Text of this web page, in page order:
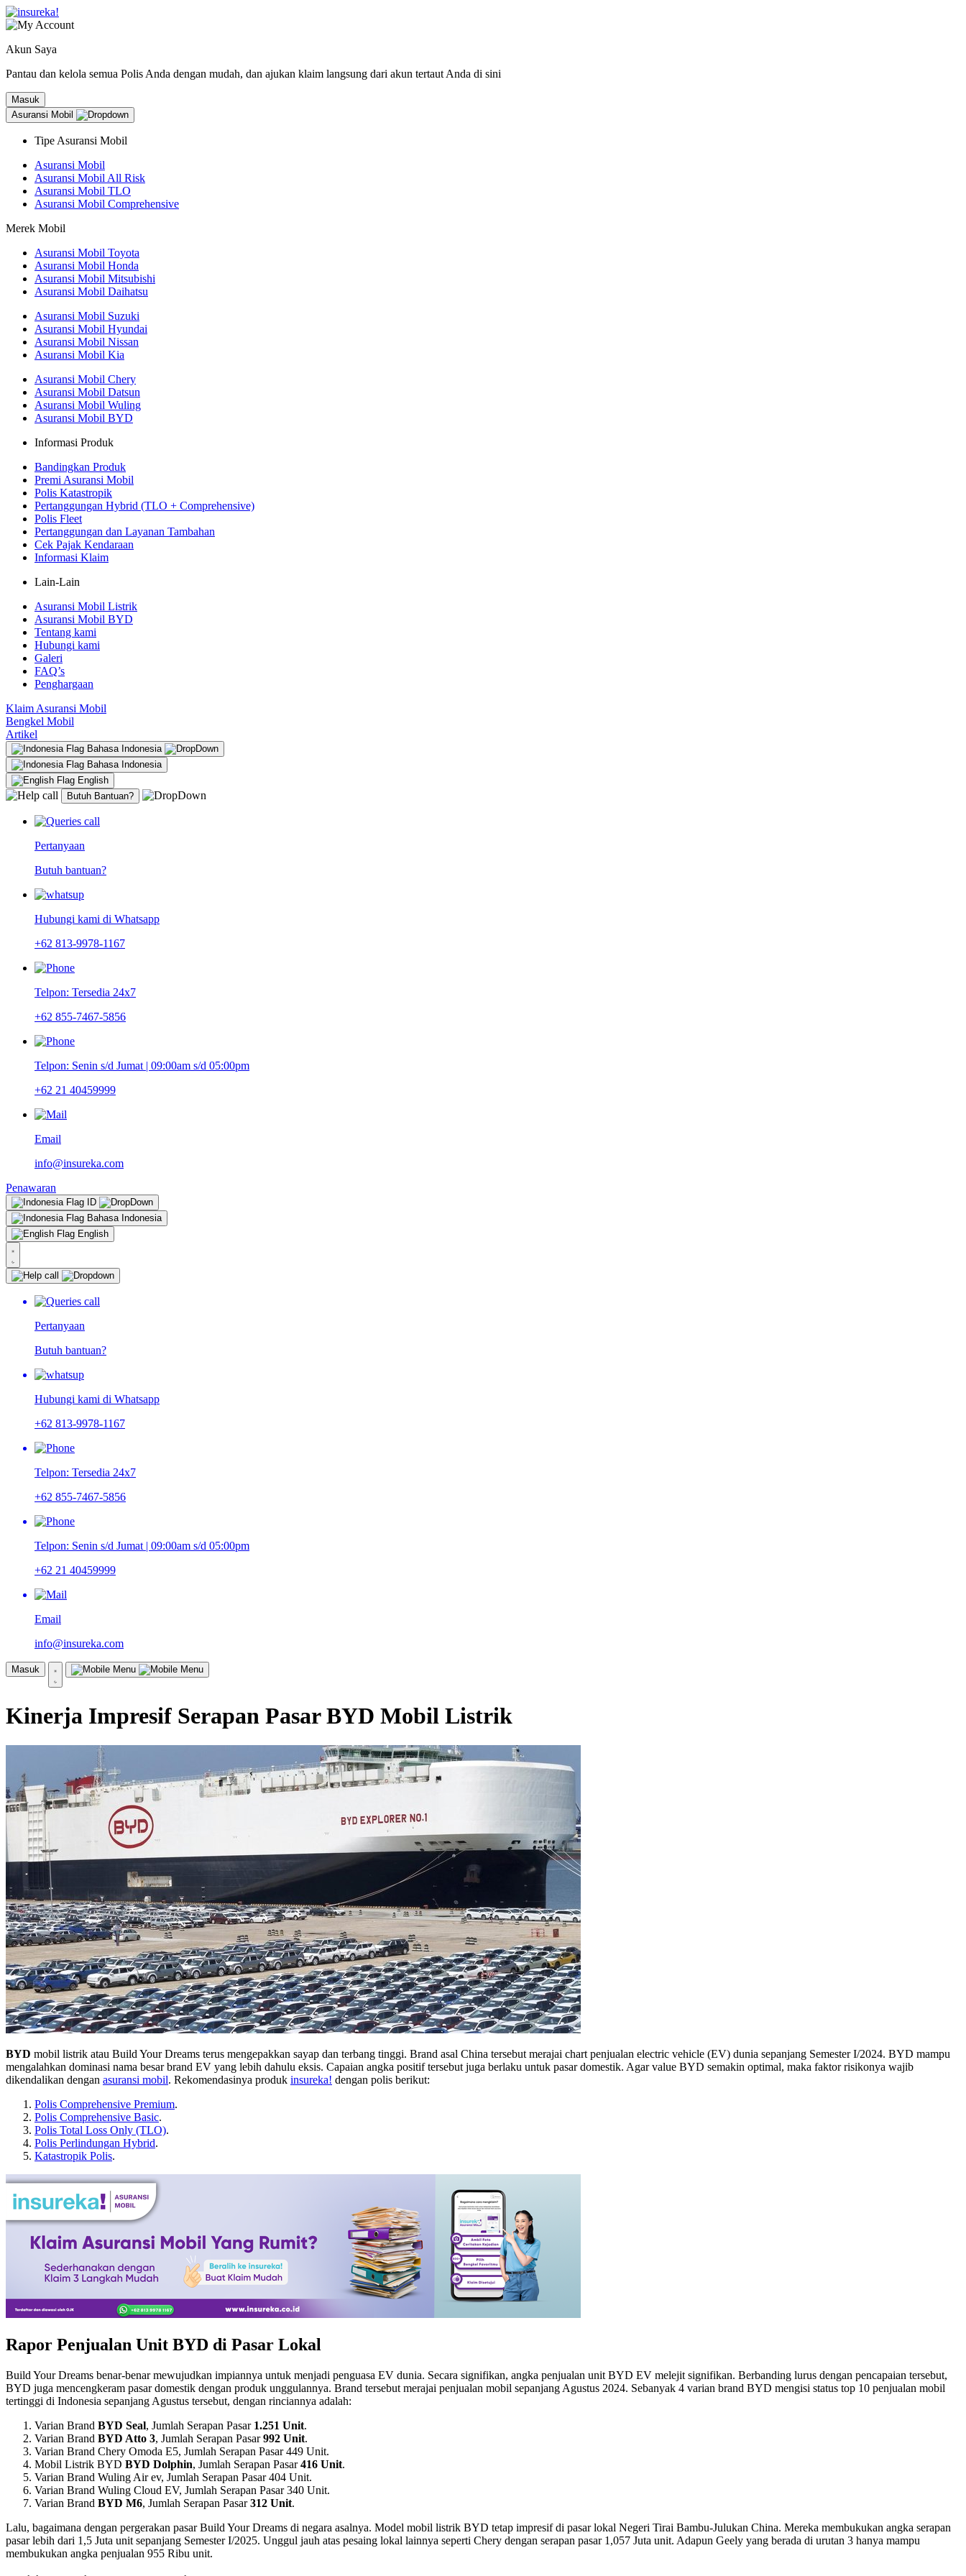
Akun Saya
Pantau dan kelola semua Polis Anda dengan mudah, dan ajukan klaim langsung dari akun tertaut Anda di sini
Masuk
Asuransi Mobil
Tipe Asuransi Mobil
Asuransi Mobil
Asuransi Mobil All Risk
Asuransi Mobil TLO
Asuransi Mobil Comprehensive
Merek Mobil
Asuransi Mobil Toyota
Asuransi Mobil Honda
Asuransi Mobil Mitsubishi
Asuransi Mobil Daihatsu
Asuransi Mobil Suzuki
Asuransi Mobil Hyundai
Asuransi Mobil Nissan
Asuransi Mobil Kia
Asuransi Mobil Chery
Asuransi Mobil Datsun
Asuransi Mobil Wuling
Asuransi Mobil BYD
Informasi Produk
Bandingkan Produk
Premi Asuransi Mobil
Polis Katastropik
Pertanggungan Hybrid (TLO + Comprehensive)
Polis Fleet
Pertanggungan dan Layanan Tambahan
Cek Pajak Kendaraan
Informasi Klaim
Lain-Lain
Asuransi Mobil Listrik
Asuransi Mobil BYD
Tentang kami
Hubungi kami
Galeri
FAQ’s
Penghargaan
Klaim Asuransi Mobil
Bengkel Mobil
Artikel
Bahasa Indonesia
Bahasa Indonesia
English
Butuh Bantuan?
Pertanyaan
Butuh bantuan?
Hubungi kami di Whatsapp
+62 813-9978-1167
Telpon: Tersedia 24x7
+62 855-7467-5856
Telpon: Senin s/d Jumat | 09:00am s/d 05:00pm
+62 21 40459999
Email
info@insureka.com
Penawaran
ID
Bahasa Indonesia
English
Pertanyaan
Butuh bantuan?
Hubungi kami di Whatsapp
+62 813-9978-1167
Telpon: Tersedia 24x7
+62 855-7467-5856
Telpon: Senin s/d Jumat | 09:00am s/d 05:00pm
+62 21 40459999
Email
info@insureka.com
Masuk
Kinerja Impresif Serapan Pasar BYD Mobil Listrik
BYD mobil listrik atau Build Your Dreams terus mengepakkan sayap dan terbang tinggi. Brand asal China tersebut merajai chart penjualan electric vehicle (EV) dunia sepanjang Semester I/2024. BYD mampu
mengalahkan dominasi nama besar brand EV yang lebih dahulu eksis. Capaian angka positif tersebut juga berlaku untuk pasar domestik. Agar value BYD semakin optimal, maka faktor risikonya wajib
dikendalikan dengan asuransi mobil. Rekomendasinya produk insureka! dengan polis berikut:
Polis Comprehensive Premium.
Polis Comprehensive Basic.
Polis Total Loss Only (TLO).
Polis Perlindungan Hybrid.
Katastropik Polis.
Rapor Penjualan Unit BYD di Pasar Lokal
Build Your Dreams benar-benar mewujudkan impiannya untuk menjadi penguasa EV dunia. Secara signifikan, angka penjualan unit BYD EV melejit signifikan. Berbanding lurus dengan pencapaian tersebut,
BYD juga mencengkeram pasar domestik dengan produk unggulannya. Brand tersebut merajai penjualan mobil sepanjang Agustus 2024. Sebanyak 4 varian brand BYD mengisi status top 10 penjualan mobil
tertinggi di Indonesia sepanjang Agustus tersebut, dengan rinciannya adalah:
Varian Brand BYD Seal, Jumlah Serapan Pasar 1.251 Unit.
Varian Brand BYD Atto 3, Jumlah Serapan Pasar992 Unit.
Varian Brand Chery Omoda E5, Jumlah Serapan Pasar 449 Unit.
Mobil Listrik BYD BYD Dolphin, Jumlah Serapan Pasar416 Unit.
Varian Brand Wuling Air ev, Jumlah Serapan Pasar 404 Unit.
Varian Brand Wuling Cloud EV, Jumlah Serapan Pasar 340 Unit.
Varian Brand BYD M6, Jumlah Serapan Pasar312 Unit.
Lalu, bagaimana dengan pergerakan pasar Build Your Dreams di negara asalnya. Model mobil listrik BYD tetap impresif di pasar lokal Negeri Tirai Bambu-Julukan China. Mereka membukukan angka serapan
pasar lebih dari 1,5 Juta unit sepanjang Semester I/2025. Unggul jauh atas pesaing lokal lainnya seperti Chery dengan serapan pasar 1,057 Juta unit. Adapun Geely yang berada di urutan 3 hanya mampu
membukukan angka penjualan 955 Ribu unit.